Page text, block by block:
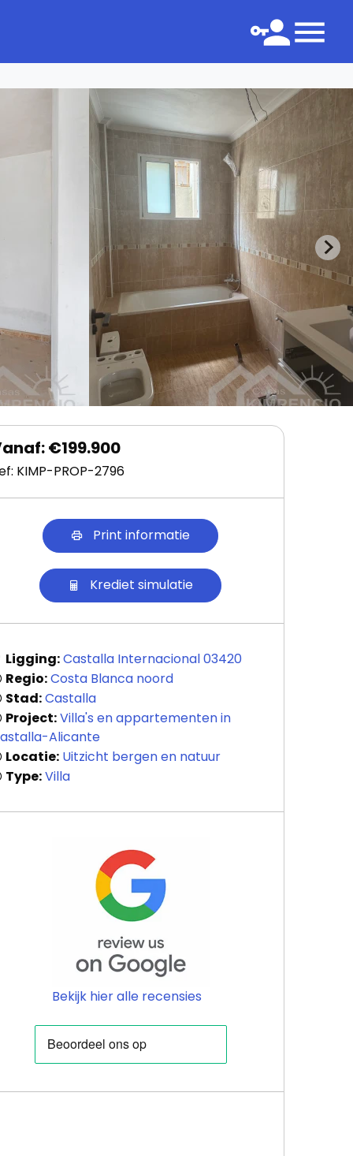
€199.900
KIMP-PROP-2796
Print informatie
Krediet simulatie
Ligging:Castalla Internacional 03420
Regio:Costa Blanca noord
Stad:Castalla
Project:Villa's en appartementen in
Alicante
Locatie: Uitzicht bergen en natuur
Type:Villa
Bekijk hier alle recensies